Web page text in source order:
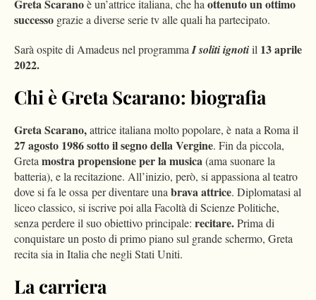
Greta Scaranoè un’attrice italiana, che haottenuto un ottimo
successo grazie a diverse serie tv alle quali ha partecipato.
Sarà ospite di Amadeus nel programmaI soliti ignotiil 13 aprile
2022.
Chi è Greta Scarano: biografia
Greta Scarano,attrice italiana molto popolare, è nata a Roma il
27 agosto 1986 sotto il segno della Vergine. Fin da piccola,
Gretamostra propensione per la musica(ama suonare la
batteria), e la recitazione. All’inizio, però, si appassiona al teatro
dove si fa le ossa per diventare unabrava attrice. Diplomatasi al
liceo classico, si iscrive poi alla Facoltà di Scienze Politiche,
senza perdere il suo obiettivo principale: recitare.Prima di
conquistare un posto di primo piano sul grande schermo, Greta
recita sia in Italia che negli Stati Uniti.
La carriera